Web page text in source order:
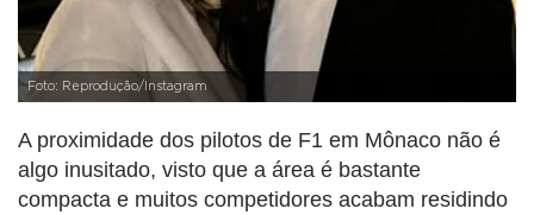
Foto: Reprodução/Instagram
A proximidade dos pilotos de F1 em Mônaco não é
algo inusitado, visto que a área é bastante
compacta e muitos competidores acabam residindo